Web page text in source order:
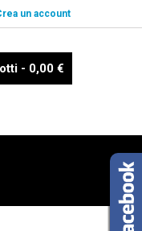
un account
- 0,00 €